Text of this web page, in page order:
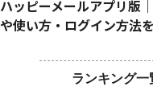
ハッピーメールアプリ版
や使い方・ログイン方法
ランキング一